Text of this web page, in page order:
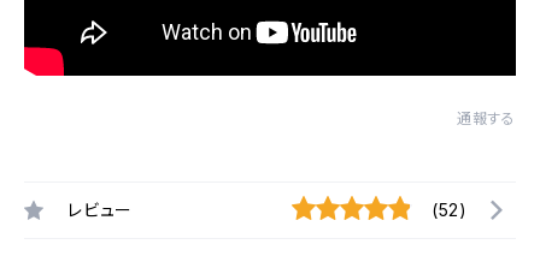
通報する
レビュー (52)